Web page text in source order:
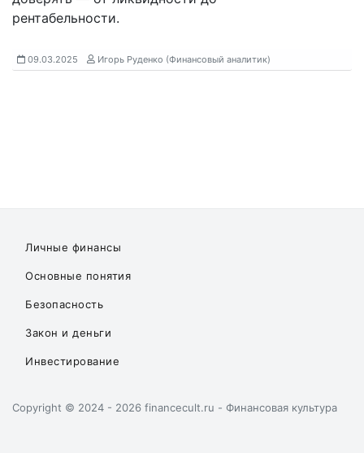
рентабельности.
09.03.2025 Игорь Руденко (Финансовый аналитик)
Личные финансы
Основные понятия
Безопасность
Закон и деньги
Инвестирование
Copyright © 2024 - 2026 financecult.ru - Финансовая культура